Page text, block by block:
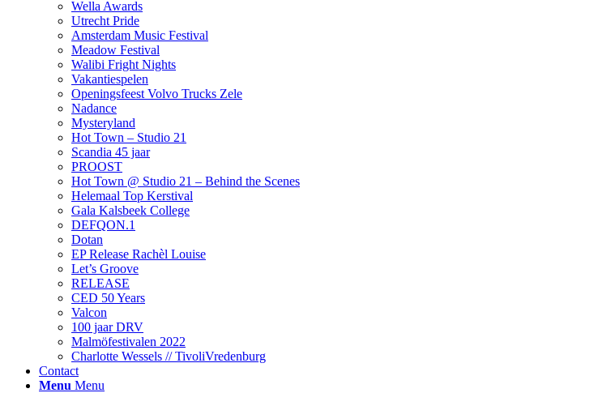
Wella Awards
Utrecht Pride
Amsterdam Music Festival
Meadow Festival
Walibi Fright Nights
Vakantiespelen
Openingsfeest Volvo Trucks Zele
Nadance
Mysteryland
Hot Town – Studio 21
Scandia 45 jaar
PROOST
Hot Town @ Studio 21 – Behind the Scenes
Helemaal Top Kerstival
Gala Kalsbeek College
DEFQON.1
Dotan
EP Release Rachèl Louise
Let’s Groove
RELEASE
CED 50 Years
Valcon
100 jaar DRV
Malmöfestivalen 2022
Charlotte Wessels // TivoliVredenburg
Contact
Menu Menu